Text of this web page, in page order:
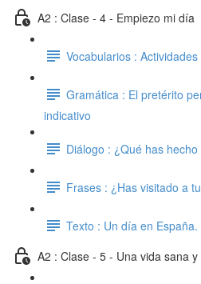
A2 : Clase - 4 - Empiezo mi día
Vocabularios :
Gramática : El pretérito
indicativo
Diálogo : ¿Qué has hecho
Frases : ¿Has visitado a
Texto : Un día en España.
A2 : Clase - 5 - Una vida sana